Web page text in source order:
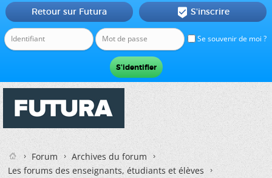
Se souvenir de moi ?
Retour sur Futura  S'inscrire
Forum
Archives du forum
Les forums des enseignants, étudiants et élèves